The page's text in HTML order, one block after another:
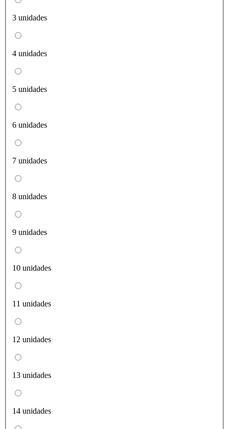
3 unidades
4 unidades
5 unidades
6 unidades
7 unidades
8 unidades
9 unidades
10 unidades
11 unidades
12 unidades
13 unidades
14 unidades